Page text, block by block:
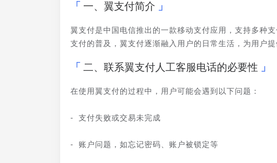
一、翼支付简介
翼支付是中国电信推出的一款移动支付应用，支持多种
支付的普及，翼支付逐渐融入用户的日常生活，为用户提
二、联系翼支付人工客服电话的必要性
在使用翼支付的过程中，用户可能会遇到以下问题：
- 支付失败或交易未完成
- 账户问题，如忘记密码、账户被锁定等